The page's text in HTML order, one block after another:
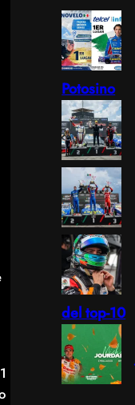
Potosino
del top-10